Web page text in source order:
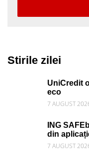
Stirile zilei
UniCredit
eco
7 AUGUST
ING
din
7 AUGUST